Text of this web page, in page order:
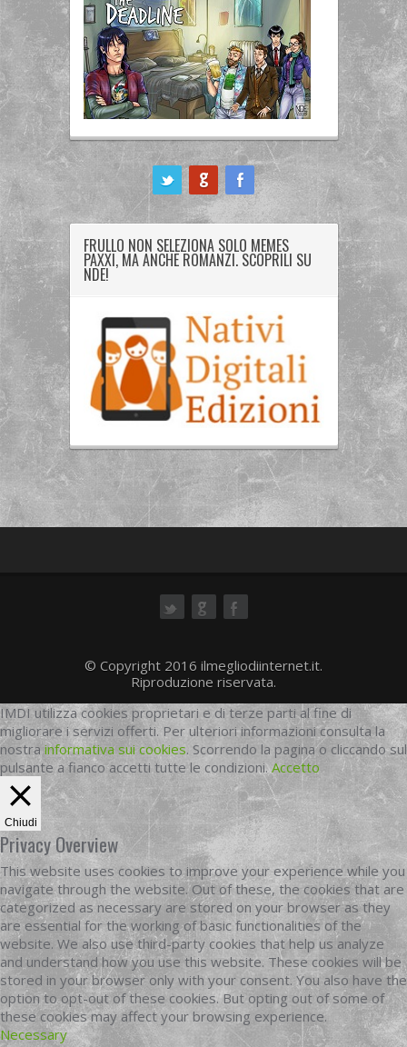
FRULLO NON SELEZIONA SOLO MEMES
PAXXI, MA ANCHE ROMANZI. SCOPRILI SU
NDE!
© Copyright 2016 ilmegliodiinternet.it.
Riproduzione riservata.
IMDI utilizza cookies proprietari e di terze parti al fine di
migliorare i servizi offerti. Per ulteriori informazioni consulta la
nostrainformativa sui cookies. Scorrendo la pagina o cliccando sul
pulsante a fianco accetti tutte le condizioni.Accetto
Chiudi
Privacy Overview
This website uses cookies to improve your experience while you
navigate through the website. Out of these, the cookies that are
categorized as necessary are stored on your browser as they
are essential for the working of basic functionalities of the
website. We also use third-party cookies that help us analyze
and understand how you use this website. These cookies will be
stored in your browser only with your consent. You also have the
option to opt-out of these cookies. But opting out of some of
these cookies may affect your browsing experience.
Necessary